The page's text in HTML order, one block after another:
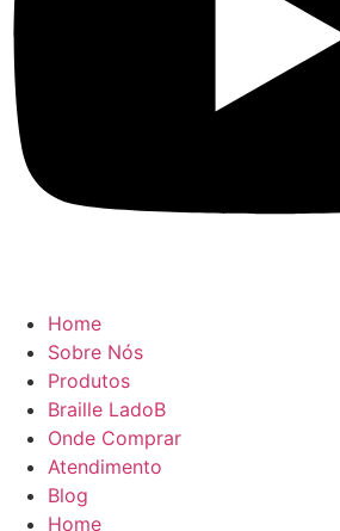
Home
Sobre Nós
Produtos
Braille LadoB
Onde Comprar
Atendimento
Blog
Home